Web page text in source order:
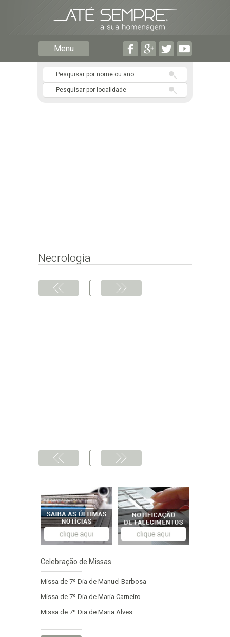
Menu
Necrologia
Celebração de Missas
Missa de 7º Dia de Manuel Barbosa
Missa de 7º Dia de Maria Carneiro
Missa de 7º Dia de Maria Alves
Preencha o formulário seguinte para ser notificado de
falecimentos em determinado concelho.
Preencha os seguintes campos com a informação mais
pormenorizada possível: